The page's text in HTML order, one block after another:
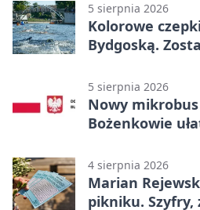
5 sierpnia 2026
Kolorowe
Bydgoską.
5 sierpnia 2026
Nowy mikrobus
Bożenkowie
4 sierpnia 2026
Marian
pikniku.